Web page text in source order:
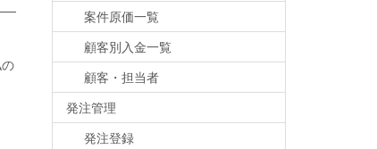
案件原価一覧
顧客別入金一覧
顧客・担当者
発注管理
発注登録